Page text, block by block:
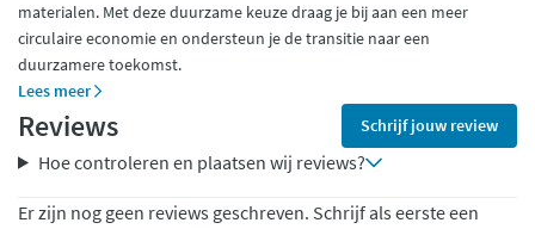
materialen. Met deze duurzame keuze draag je bij aan een meer
circulaire economie en ondersteun je de transitie naar een
duurzamere toekomst.
Lees meer
Reviews Schrijf jouw review
Hoe controleren en plaatsen wij reviews?
Er zijn nog geen reviews geschreven. Schrijf als eerste een